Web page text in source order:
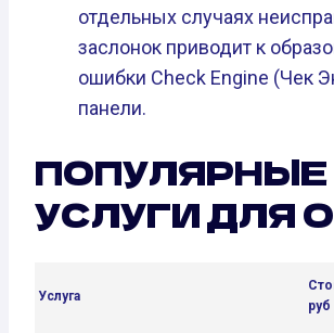
отдельных случаях
заслонок приводит к
ошибки Check Engine (Чек
панели.
ПОПУЛЯРНЫЕ
УСЛУГИ ДЛЯ
Услуга
руб